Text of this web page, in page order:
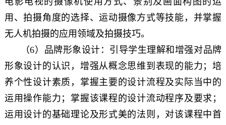
用、拍摄角度的选择、运动摄像方式等技能，并掌握
无人机拍摄的应用领域及拍摄技巧。
（6）品牌形象设计：引导学生理解和增强对品牌
形象设计的认识，增强从概念思维到表现的能力；培
养个性设计素质，掌握主要的设计流程及实际当中的
运用操作能力；掌握该课程的设计流动程序及要求；
运用设计的基础理论及形式美的法则，对该课程中首